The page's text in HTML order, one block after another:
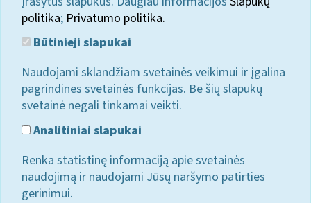
politika; Privatumo politika.
Būtinieji slapukai
Naudojami sklandžiam svetainės veikimui ir įgalina
pagrindines svetainės funkcijas. Be šių slapukų
svetainė negali tinkamai veikti.
Analitiniai slapukai
Renka statistinę informaciją apie svetainės
naudojimą ir naudojami Jūsų naršymo patirties
gerinimui.